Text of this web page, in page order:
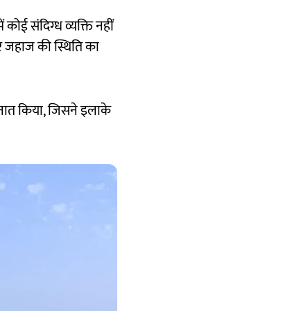
संदिग्ध व्यक्ति नहीं
की स्थिति का
किया, जिसने इलाके